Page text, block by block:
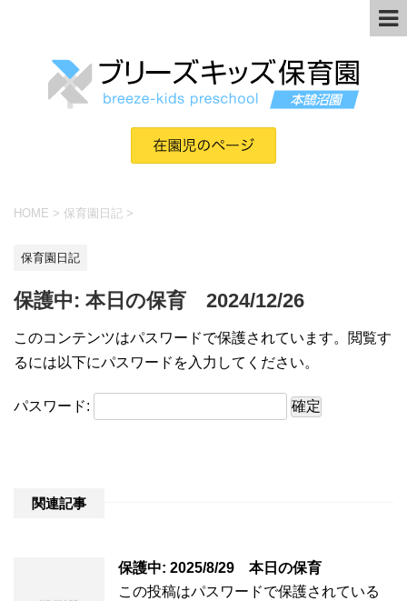
HOME > 保育園日記 >
保育園日記
保護中: 本日の保育 2024/12/26
このコンテンツはパスワードで保護されています。閲覧す
るには以下にパスワードを入力してください。
パスワード:
関連記事
保護中: 2025/8/29 本日の保育
この投稿はパスワードで保護されている